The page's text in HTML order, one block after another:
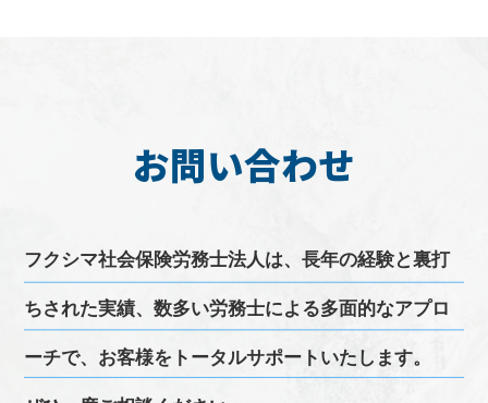
お問い合わせ
フクシマ社会保険労務士法人は、長年の経験と裏打
ちされた実績、数多い労務士による多面的なアプロ
ーチで、お客様をトータルサポートいたします。